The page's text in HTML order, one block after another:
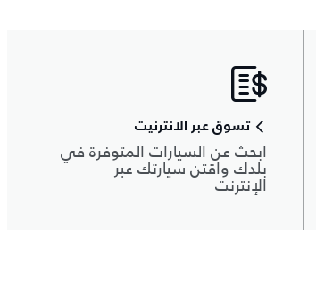
تسوق عبر الانترنيت
ابحث عن السيارات المتوفرة في
بلدك واقتن سيارتك عبر
الإنترنت